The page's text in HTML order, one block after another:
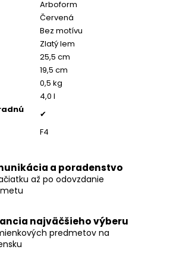
Arboform
Červená
Bez motívu
Zlatý lem
25,5 cm
19,5 cm
0,5 kg
4,0 l
✔
F4
a poradenstvo
až po odovzdanie
najväčšieho výberu
predmetov na